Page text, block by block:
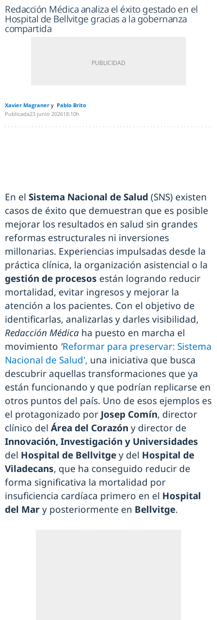
Redacción Médica analiza el éxito gestado en el
Hospital de Bellvitge gracias a la gobernanza
compartida
Xavier Magraner
Pablo Brito
Publicada23 junio 202618:10h
En el Sistema Nacional de Salud (SNS) existen
casos de éxito que demuestran que es posible
mejorar los resultados en salud sin grandes
reformas estructurales ni inversiones
millonarias. Experiencias impulsadas desde la
práctica clínica, la organización asistencial o la
gestión de procesos están logrando reducir
mortalidad, evitar ingresos y mejorar la
atención a los pacientes. Con el objetivo de
identificarlas, analizarlas y darles visibilidad,
Redacción Médica ha puesto en marcha el
movimiento 'Reformar para preservar: Sistema
Nacional de Salud', una iniciativa que busca
descubrir aquellas transformaciones que ya
están funcionando y que podrían replicarse en
otros puntos del país. Uno de esos ejemplos es
el protagonizado por Josep Comín, director
clínico del Área del Corazón y director de
Innovación, Investigación y Universidades
del Hospital de Bellvitgey del Hospital de
Viladecans, que ha conseguido reducir de
forma significativa la mortalidad por
insuficiencia cardíaca primero en el Hospital
del Mary posteriormente en Bellvitge.